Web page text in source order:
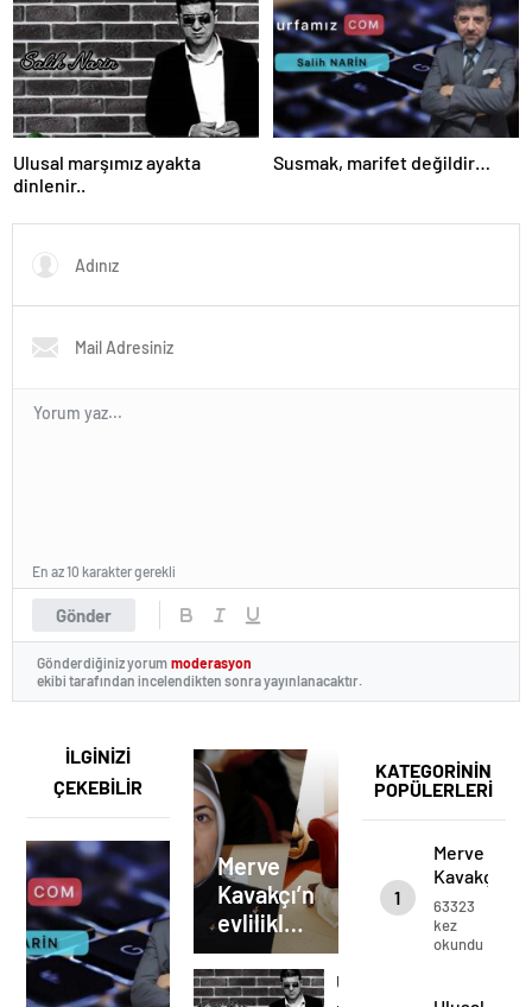
Ulusal marşımız ayakta
dinlenir..
Susmak, marifet değildir…
Gönder
En az 10 karakter gerekli
Gönderdiğiniz yorum moderasyon
ekibi tarafından incelendikten sonra yayınlanacaktır.
KATEGORİNİN
POPÜLERLERİ
1
Merve
Kavakçı’nın
evlilikleri
eşi
kimdir?
63323
kez
okundu
İLGİNİZİ
ÇEKEBİLİR
Merve
Kavakçı’nın
evlilikleri
eşi
kimdir?
Ulusal